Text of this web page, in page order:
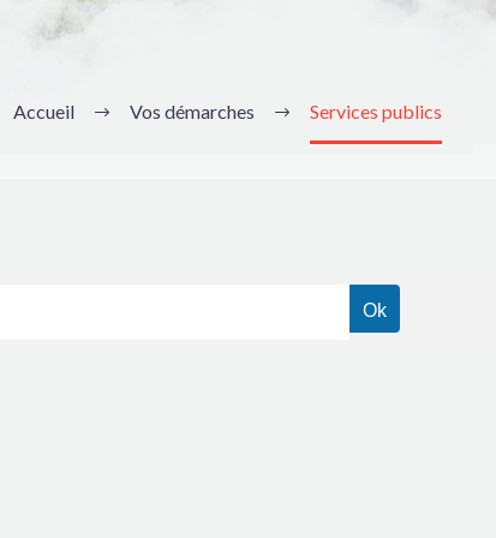
Accueil Vos démarches Services publics